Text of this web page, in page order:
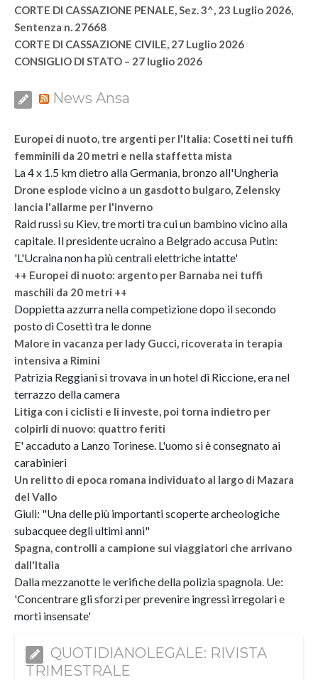
CORTE DI CASSAZIONE PENALE, Sez. 3^, 23 Luglio 2026,
Sentenza n. 27668
CORTE DI CASSAZIONE CIVILE, 27 Luglio 2026
CONSIGLIO DI STATO – 27 luglio 2026
News Ansa
Europei di nuoto, tre argenti per l'Italia: Cosetti nei tuffi
femminili da 20 metri e nella staffetta mista
La 4 x 1.5 km dietro alla Germania, bronzo all'Ungheria
Drone esplode vicino a un gasdotto bulgaro, Zelensky
lancia l'allarme per l'inverno
Raid russi su Kiev, tre morti tra cui un bambino vicino alla
capitale. Il presidente ucraino a Belgrado accusa Putin:
'L'Ucraina non ha più centrali elettriche intatte'
++ Europei di nuoto: argento per Barnaba nei tuffi
maschili da 20 metri ++
Doppietta azzurra nella competizione dopo il secondo
posto di Cosetti tra le donne
Malore in vacanza per lady Gucci, ricoverata in terapia
intensiva a Rimini
Patrizia Reggiani si trovava in un hotel di Riccione, era nel
terrazzo della camera
Litiga con i ciclisti e li investe, poi torna indietro per
colpirli di nuovo: quattro feriti
E' accaduto a Lanzo Torinese. L'uomo si è consegnato ai
carabinieri
Un relitto di epoca romana individuato al largo di Mazara
del Vallo
Giuli: "Una delle più importanti scoperte archeologiche
subacquee degli ultimi anni"
Spagna, controlli a campione sui viaggiatori che arrivano
dall'Italia
Dalla mezzanotte le verifiche della polizia spagnola. Ue:
'Concentrare gli sforzi per prevenire ingressi irregolari e
morti insensate'
QUOTIDIANOLEGALE: RIVISTA
TRIMESTRALE